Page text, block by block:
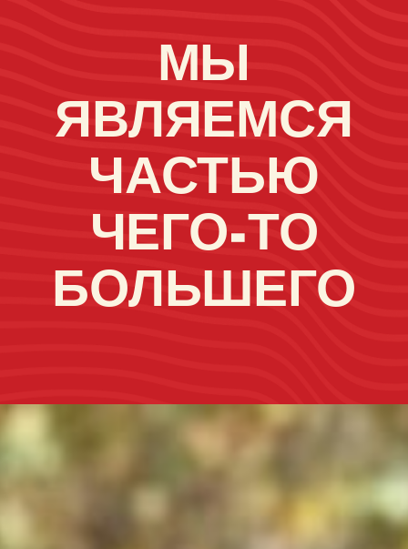
МЫ
ЯВЛЯЕМСЯ
ЧАСТЬЮ
ЧЕГО-ТО
БОЛЬШЕГО